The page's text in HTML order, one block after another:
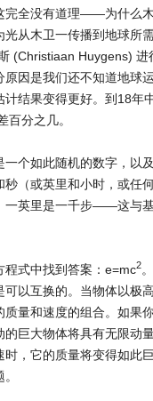
完全没有道理——为什么
从木卫一传播到地球所
(Christiaan Huygens)
因是我们还不知道地球
结果变得更好。到18年
分之几。
个如此随机的数字，以
（或英里和小时，或任
英里是一千步——这与基
程式中找到答案：e=mc2
以互换的。当物体以极
量和速度的组合。如果
巨大物体将具有无限动
，它的质量将变得如此